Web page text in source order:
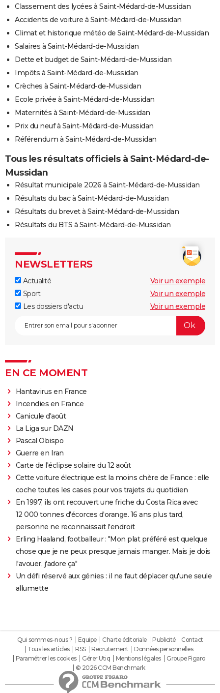
Classement des lycées à Saint-Médard-de-Mussidan
Accidents de voiture à Saint-Médard-de-Mussidan
Climat et historique météo de Saint-Médard-de-Mussidan
Salaires à Saint-Médard-de-Mussidan
Dette et budget de Saint-Médard-de-Mussidan
Impôts à Saint-Médard-de-Mussidan
Crèches à Saint-Médard-de-Mussidan
Ecole privée à Saint-Médard-de-Mussidan
Maternités à Saint-Médard-de-Mussidan
Prix du neuf à Saint-Médard-de-Mussidan
Référendum à Saint-Médard-de-Mussidan
Tous les résultats officiels à Saint-Médard-de-
Mussidan
Résultat municipale 2026 à Saint-Médard-de-Mussidan
Résultats du bac à Saint-Médard-de-Mussidan
Résultats du brevet à Saint-Médard-de-Mussidan
Résultats du BTS à Saint-Médard-de-Mussidan
NEWSLETTERS
Actualité
Voir un exemple
Sport
Voir un exemple
Les dossiers d'actu
Voir un exemple
EN CE MOMENT
Hantavirus en France
Incendies en France
Canicule d'août
La Liga sur DAZN
Pascal Obispo
Guerre en Iran
Carte de l'éclipse solaire du 12 août
Cette voiture électrique est la moins chère de France : elle
coche toutes les cases pour vos trajets du quotidien
En 1997, ils ont recouvert une friche du Costa Rica avec
12 000 tonnes d'écorces d'orange. 16 ans plus tard,
personne ne reconnaissait l'endroit
Erling Haaland, footballeur : "Mon plat préféré est quelque
chose que je ne peux presque jamais manger. Mais je dois
l'avouer, j'adore ça"
Un défi réservé aux génies : il ne faut déplacer qu'une seule
allumette
Qui sommes-nous ? Equipe Charte éditoriale Publicité
Contact
Tous les articles
RSS Recrutement
Données personnelles
Paramétrer les cookies
Gérer Utiq Mentions légales
Groupe Figaro
© 2026 CCM Benchmark